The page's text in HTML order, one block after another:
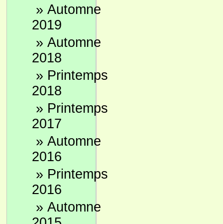
» Automne
2019
» Automne
2018
» Printemps
2018
» Printemps
2017
» Automne
2016
» Printemps
2016
» Automne